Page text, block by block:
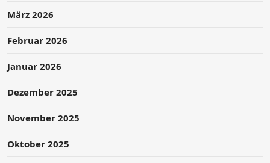
März 2026
Februar 2026
Januar 2026
Dezember 2025
November 2025
Oktober 2025